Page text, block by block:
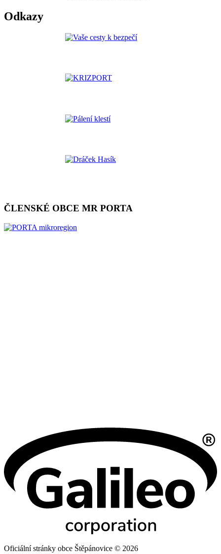
Odkazy
ČLENSKÉ OBCE MR PORTA
Oficiální stránky obce Štěpánovice © 2026